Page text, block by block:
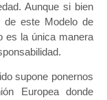
Aunque si bien
de este Modelo de
es la única manera
supone ponernos
Europea donde